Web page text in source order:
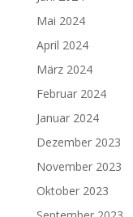
Mai 2024
April 2024
März 2024
Februar 2024
Januar 2024
Dezember 2023
November 2023
Oktober 2023